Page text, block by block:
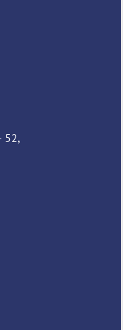
52,